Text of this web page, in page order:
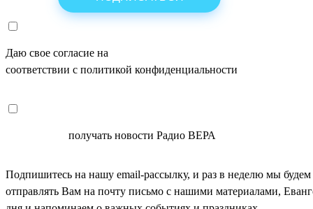
Даю свое согласие на
соответствии с политикой конфиденциальности
получать новости Радио ВЕРА
Подпишитесь на нашу email-рассылку, и раз в неделю мы будем
отправлять Вам на почту письмо с нашими материалами,